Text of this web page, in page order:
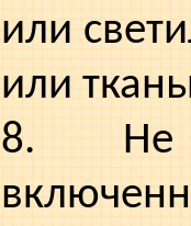
или
или
8. Не